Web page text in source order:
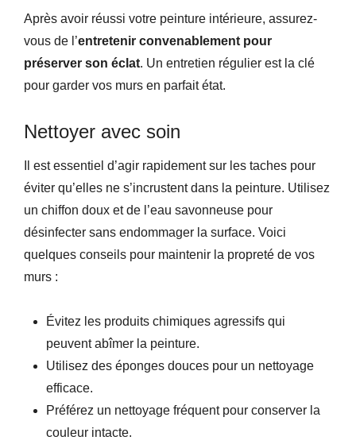
Après avoir réussi votre peinture intérieure, assurez-
vous de l’entretenir convenablement pour
préserver son éclat. Un entretien régulier est la clé
pour garder vos murs en parfait état.
Nettoyer avec soin
Il est essentiel d’agir rapidement sur les taches pour
éviter qu’elles ne s’incrustent dans la peinture. Utilisez
un chiffon doux et de l’eau savonneuse pour
désinfecter sans endommager la surface. Voici
quelques conseils pour maintenir la propreté de vos
murs :
Évitez les produits chimiques agressifs qui
peuvent abîmer la peinture.
Utilisez des éponges douces pour un nettoyage
efficace.
Préférez un nettoyage fréquent pour conserver la
couleur intacte.